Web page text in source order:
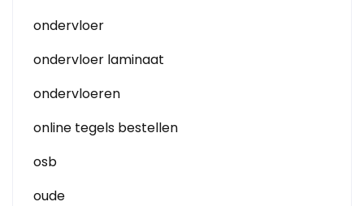
ondervloer
ondervloer laminaat
ondervloeren
online tegels bestellen
osb
oude